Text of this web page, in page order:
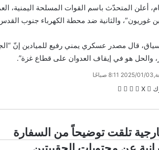
أعلن المتحدّث باسم القوات المسلحة اليمنية،
غوريون”، والثانية ضد محطة الكهرباء جنوب
قال مصدر عسكري يمني رفيع للميادين إنّ
والحل هو في إيقاف العدوان على قطاع غزة”.
صباحًا
X لينكدإن
واتساب
تيلقرام
تلقت توضيحاً من السفارة